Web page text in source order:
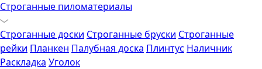
Строганные пиломатериалы
Строганные доски Строганные бруски Строганные
рейки Планкен Палубная доска Плинтус Наличник
Раскладка Уголок